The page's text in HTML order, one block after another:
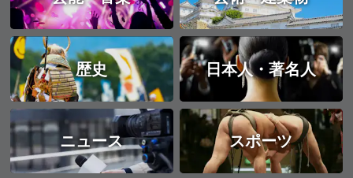
歴史 日本人・著名人
ニュース スポーツ